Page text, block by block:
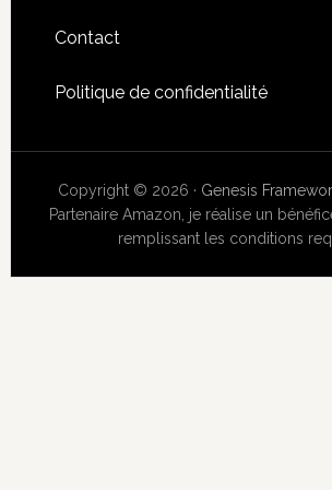
Contact
Politique de confidentialité
Copyright © 2026 · Genesis
Partenaire Amazon, je réalise un
remplissant les conditions